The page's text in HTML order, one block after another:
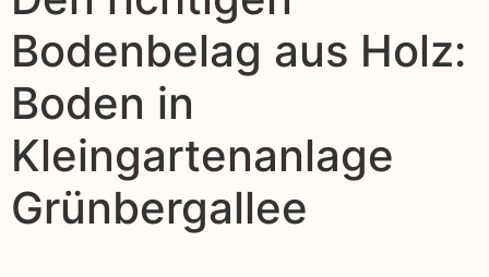
Bodenbelag aus Holz:
Boden in
Kleingartenanlage
Grünbergallee